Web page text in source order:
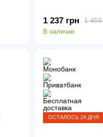
1 455
1 237 грн
В наличии
ОСТАЛОСЬ 24 ДНЯ